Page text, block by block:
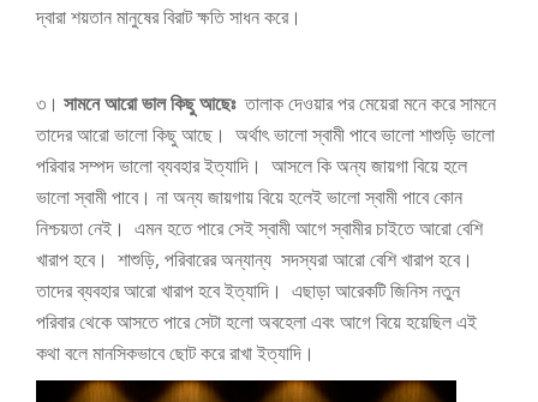
দ্বারা শয়তান মানুষের বিরাট ক্ষতি সাধন করে।
৩। সামনে আরো ভাল কিছু আছেঃতালাক দেওয়ার পর মেয়েরা মনে করে সামনে
তাদের আরো ভালো কিছু আছে। অর্থাৎ ভালো স্বামী পাবে ভালো শাশুড়ি ভালো
পরিবার সম্পদ ভালো ব্যবহার ইত্যাদি। আসলে কি অন্য জায়গা বিয়ে হলে
ভালো স্বামী পাবে। না অন্য জায়গায় বিয়ে হলেই ভালো স্বামী পাবে কোন
নিশ্চয়তা নেই। এমন হতে পারে সেই স্বামী আগে স্বামীর চাইতে আরো বেশি
খারাপ হবে। শাশুড়ি, পরিবারের অন্যান্য সদস্যরা আরো বেশি খারাপ হবে।
তাদের ব্যবহার আরো খারাপ হবে ইত্যাদি। এছাড়া আরেকটি জিনিস নতুন
পরিবার থেকে আসতে পারে সেটা হলো অবহেলা এবং আগে বিয়ে হয়েছিল এই
কথা বলে মানসিকভাবে ছোট করে রাখা ইত্যাদি।